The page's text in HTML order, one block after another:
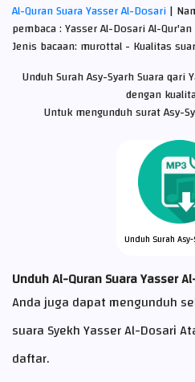
Al-Quran Suara Yasser Al-Dosari|
pembaca : Yasser Al-Dosari Al-
Jenis bacaan: murottal - Kualitas
Unduh Surah Asy-Syarh Suara
dengan
Untuk mengunduh surat Asy-
Unduh Surah
Unduh Al-Quran Suara Yasser
Anda juga dapat mengunduh
suara Syekh Yasser Al-Dosari
daftar.